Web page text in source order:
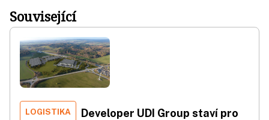
Související
LOGISTIKA
Developer UDI Group staví pro